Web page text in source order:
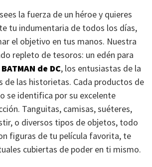
la fuerza de un héroe y quieres
tu indumentaria de todos los días,
el objetivo en tus manos. Nuestra
repleto de tesoros: un edén para
BATMAN de DC, los entusiastas de la
de las historietas. Cada productos de
se identifica por su excelente
Tanguitas, camisas, suéteres,
o diversos tipos de objetos, todo
figuras de tu película favorita, te
cubiertas de poder en ti mismo.